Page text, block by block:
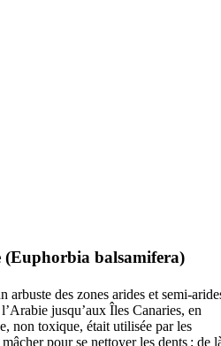
(Euphorbia balsamifera)
arbuste des zones arides et semi-
jusqu’aux Îles Canaries, en
non toxique, était utilisée par les
pour se nettoyer les dents ; de